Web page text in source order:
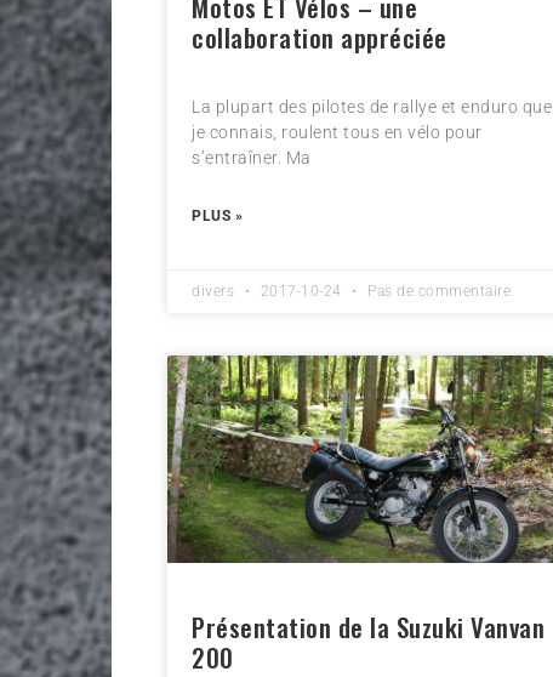
collaboration appréciée
La plupart des pilotes de rallye et enduro que
je connais, roulent tous en vélo pour
s’entraîner. Ma
PLUS »
divers 2017-10-24 Pas de commentaire
Présentation de la Suzuki Vanvan
200